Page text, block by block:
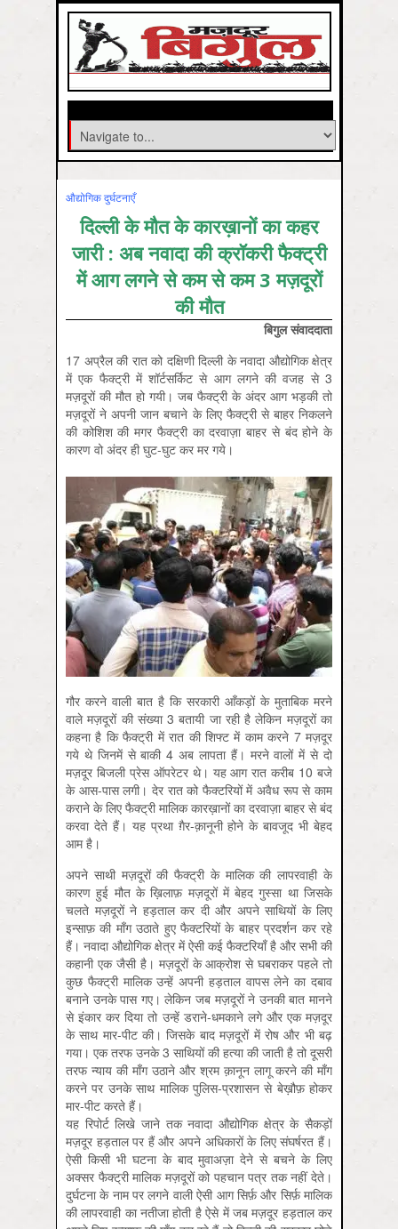
औद्योगिक दुर्घटनाएँ
दिल्‍ली के मौत के कारख़ानों का कहर
जारी : अब नवादा की क्रॉकरी फैक्ट्री
में आग लगने से कम से कम 3 मज़दूरों
की मौत
बिगुल संवाददाता
17 अप्रैल की रात को दक्षिणी दिल्ली के नवादा औद्योगिक क्षेत्र
में एक फैक्ट्री में शॉर्टसर्किट से आग लगने की वजह से 3
मज़दूरों की मौत हो गयी। जब फैक्ट्री के अंदर आग भड़की तो
मज़दूरों ने अपनी जान बचाने के लिए फैक्ट्री से बाहर निकलने
की कोशिश की मगर फैक्ट्री का दरवाज़ा बाहर से बंद होने के
कारण वो अंदर ही घुट-घुट कर मर गये।
गौर करने वाली बात है कि सरकारी आँकड़ों के मुताबिक मरने
वाले मज़दूरों की संख्या 3 बतायी जा रही है लेकिन मज़दूरों का
कहना है कि फैक्ट्री में रात की शिफ्ट में काम करने 7 मज़दूर
गये थे जिनमें से बाकी 4 अब लापता हैं। मरने वालों में से दो
मज़दूर बिजली प्रेस ऑपरेटर थे। यह आग रात करीब 10 बजे
के आस-पास लगी। देर रात को फैक्टरियों में अवैध रूप से काम
कराने के लिए फैक्ट्री मालिक कारख़ानों का दरवाज़ा बाहर से बंद
करवा देते हैं। यह प्रथा ग़ैर-क़ानूनी होने के बावजूद भी बेहद
आम है।
अपने साथी मज़दूरों की फैक्ट्री के मालिक की लापरवाही के
कारण हुई मौत के ख़िलाफ़ मज़दूरों में बेहद गुस्सा था जिसके
चलते मज़दूरों ने हड़ताल कर दी और अपने साथियों के लिए
इन्साफ़ की माँग उठाते हुए फैक्टरियों के बाहर प्रदर्शन कर रहे
हैं। नवादा औद्योगिक क्षेत्र में ऐसी कई फैक्टरियाँ है और सभी की
कहानी एक जैसी है। मज़दूरों के आक्रोश से घबराकर पहले तो
कुछ फैक्ट्री मालिक उन्हें अपनी हड़ताल वापस लेने का दबाव
बनाने उनके पास गए। लेकिन जब मज़दूरों ने उनकी बात मानने
से इंकार कर दिया तो उन्हें डराने-धमकाने लगे और एक मज़दूर
के साथ मार-पीट की। जिसके बाद मज़दूरों में रोष और भी बढ़
गया। एक तरफ उनके 3 साथियों की हत्या की जाती है तो दूसरी
तरफ न्याय की माँग उठाने और श्रम क़ानून लागू करने की माँग
करने पर उनके साथ मालिक पुलिस-प्रशासन से बेख़ौफ़ होकर
मार-पीट करते हैं।
यह रिपोर्ट लिखे जाने तक नवादा औद्योगिक क्षेत्र के सैकड़ों
मज़दूर हड़ताल पर हैं और अपने अधिकारों के लिए संघर्षरत हैं।
ऐसी किसी भी घटना के बाद मुवाअज़ा देने से बचने के लिए
अक्सर फैक्ट्री मालिक मज़दूरों को पहचान पत्र तक नहीं देते।
दुर्घटना के नाम पर लगने वाली ऐसी आग सिर्फ़ और सिर्फ़ मालिक
की लापरवाही का नतीजा होती है ऐसे में जब मज़दूर हड़ताल कर